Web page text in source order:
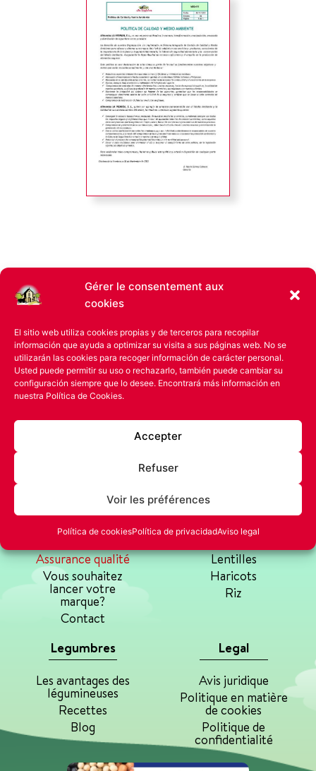
Gérer le consentement aux
cookies
El sitio web utiliza cookies propias y de terceros para recopilar
información que ayuda a optimizar su visita a sus páginas web. No se
utilizarán las cookies para recoger información de carácter personal.
Usted puede permitir su uso o rechazarlo, también puede cambiar su
configuración siempre que lo desee. Encontrará más información en
nuestra Política de Cookies.
Accepter
Refuser
Voir les préférences
Política de cookiesPolítica de privacidadAviso legal
Les avantages des légumineuses
Si vous voulez connaître les avantages de la consommation
de légumineuses
La Pedriza
Assurance qualité
Vous souhaitez
lancer votre
marque?
Contact
Productos
Pois chiches
Lentilles
Haricots
Riz
Legumbres
Les avantages des
légumineuses
Recettes
Blog
Legal
Avis juridique
Politique en matière
de cookies
Politique de
confidentialité